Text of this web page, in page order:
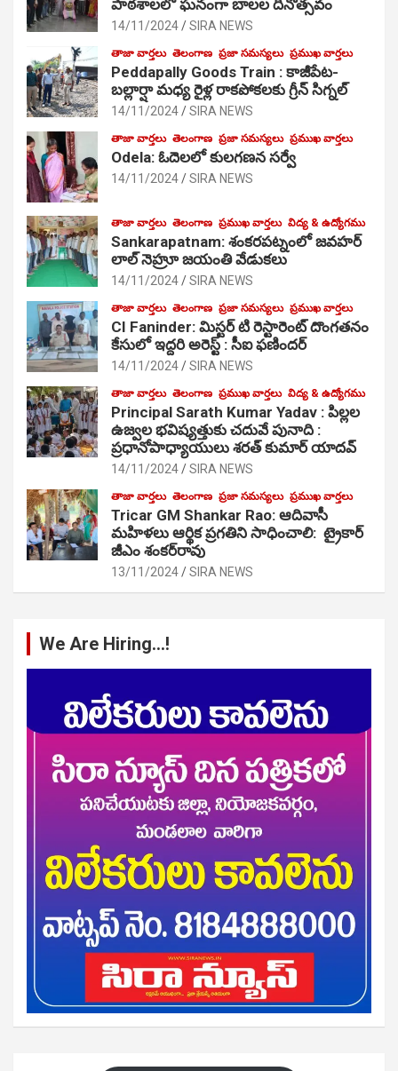
పాఠ‌శాల‌లో ఘనంగా బాలల దినోత్సవం
14/11/2024 SIRA NEWS
తాజా వార్తలు తెలంగాణ ప్రజా సమస్యలు ప్రముఖ వార్తలు
Peddapally Goods Train : కాజీపేట-
బల్లార్షా మధ్య రైళ్ల రాకపోకలకు గ్రీన్ సిగ్నల్
14/11/2024 SIRA NEWS
తాజా వార్తలు తెలంగాణ ప్రజా సమస్యలు ప్రముఖ వార్తలు
Odela: ఓదెలలో కులగణన సర్వే
14/11/2024 SIRA NEWS
తాజా వార్తలు తెలంగాణ ప్రముఖ వార్తలు విద్య & ఉద్యోగము
Sankarapatnam: శంకరపట్నంలో జవహర్
లాల్ నెహ్రూ జయంతి వేడుకలు
14/11/2024 SIRA NEWS
తాజా వార్తలు తెలంగాణ ప్రజా సమస్యలు ప్రముఖ వార్తలు
CI Faninder: మిస్టర్ టి రెస్టారెంట్ దొంగతనం
కేసులో ఇద్దరి అరెస్ట్ : సీఐ ఫణిందర్
14/11/2024 SIRA NEWS
తాజా వార్తలు తెలంగాణ ప్రముఖ వార్తలు విద్య & ఉద్యోగము
Principal Sarath Kumar Yadav : పిల్లల
ఉజ్వల భవిష్యత్తుకు చదువే పునాది :
ప్రధానోపాధ్యాయులు శరత్ కుమార్ యాదవ్
14/11/2024 SIRA NEWS
తాజా వార్తలు తెలంగాణ ప్రజా సమస్యలు ప్రముఖ వార్తలు
Tricar GM Shankar Rao: ఆదివాసీ
మహిళలు ఆర్థిక ప్రగతిని సాధించాలి: ట్రైకార్
జీఎం శంకర్‌రావు
13/11/2024 SIRA NEWS
We Are Hiring…!